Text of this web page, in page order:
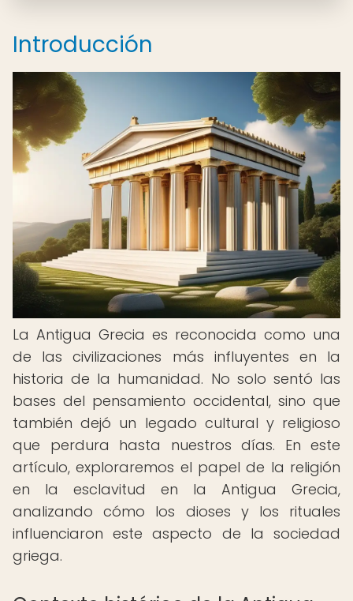
Introducción
La Antigua Grecia es reconocida como una
de las civilizaciones más influyentes en la
historia de la humanidad. No solo sentó las
bases del pensamiento occidental, sino que
también dejó un legado cultural y religioso
que perdura hasta nuestros días. En este
artículo, exploraremos el papel de la religión
en la esclavitud en la Antigua Grecia,
analizando cómo los dioses y los rituales
influenciaron este aspecto de la sociedad
griega.